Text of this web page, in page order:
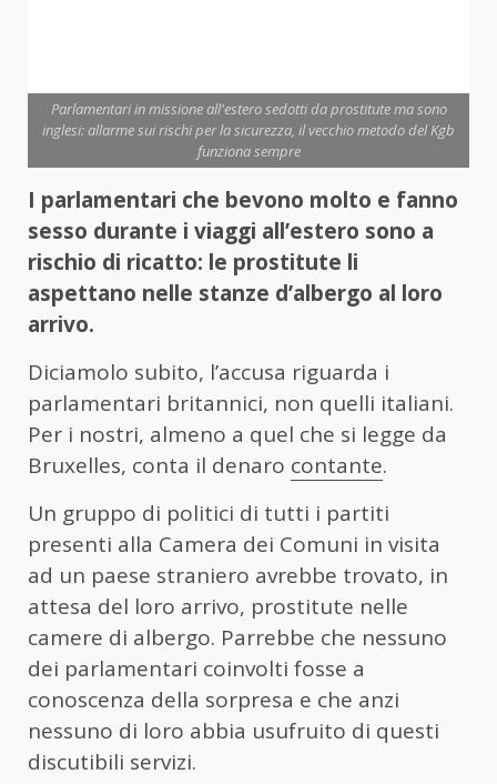
Parlamentari in missione all'estero sedotti da prostitute ma sono
inglesi: allarme sui rischi per la sicurezza, il vecchio metodo del Kgb
funziona sempre
I parlamentari che bevono molto e fanno
sesso durante i viaggi all’estero sono a
rischio di ricatto: le prostitute li
aspettano nelle stanze d’albergo al loro
arrivo.
Diciamolo subito, l’accusa riguarda i
parlamentari britannici, non quelli italiani.
Per i nostri, almeno a quel che si legge da
Bruxelles, conta il denaro contante.
Un gruppo di politici di tutti i partiti
presenti alla Camera dei Comuni in visita
ad un paese straniero avrebbe trovato, in
attesa del loro arrivo, prostitute nelle
camere di albergo. Parrebbe che nessuno
dei parlamentari coinvolti fosse a
conoscenza della sorpresa e che anzi
nessuno di loro abbia usufruito di questi
discutibili servizi.